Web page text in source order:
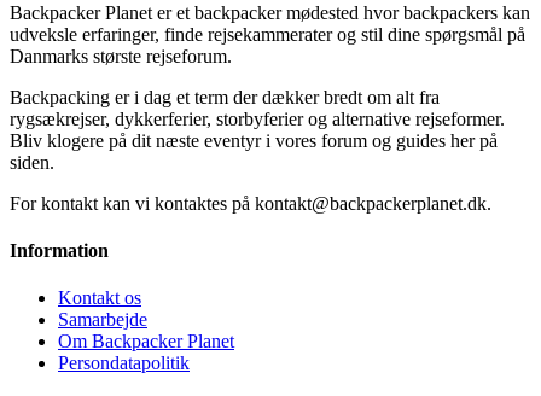
Backpacker Planet er et backpacker mødested hvor backpackers kan
udveksle erfaringer, finde rejsekammerater og stil dine spørgsmål på
Danmarks største rejseforum.
Backpacking er i dag et term der dækker bredt om alt fra
rygsækrejser, dykkerferier, storbyferier og alternative rejseformer.
Bliv klogere på dit næste eventyr i vores forum og guides her på
siden.
For kontakt kan vi kontaktes på kontakt@backpackerplanet.dk.
Information
Kontakt os
Samarbejde
Om Backpacker Planet
Persondatapolitik